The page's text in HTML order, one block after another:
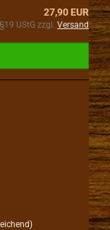
27,90 EUR
UStG zzgl. Versand